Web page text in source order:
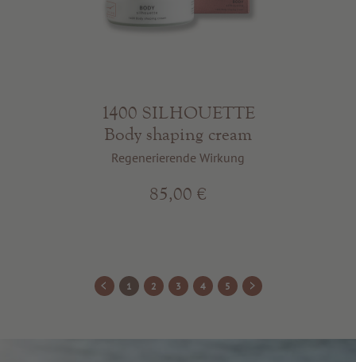
1400 SILHOUETTE
Body shaping cream
Regenerierende Wirkung
85,00 €
1 2 3 4 5